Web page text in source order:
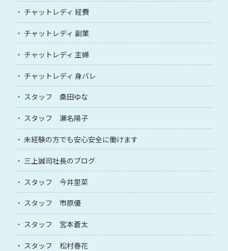
チャットレディ 経費
チャットレディ 副業
チャットレディ 主婦
チャットレディ 身バレ
スタッフ 桑田ゆな
スタッフ 瀬名陽子
未経験の方でも安心安全に働けます
三上誠司社長のブログ
スタッフ 今井里菜
スタッフ 市原優
スタッフ 宮本蒼太
スタッフ 松村春花